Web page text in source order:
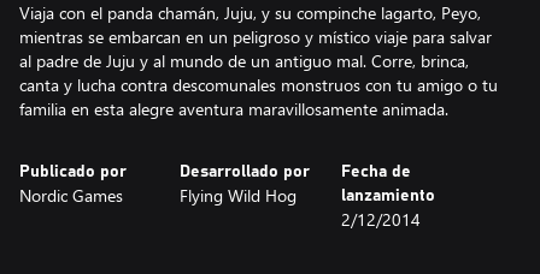
Viaja con el panda chamán, Juju, y su compinche lagarto, Peyo,
mientras se embarcan en un peligroso y místico viaje para salvar
al padre de Juju y al mundo de un antiguo mal. Corre, brinca,
canta y lucha contra descomunales monstruos con tu amigo o tu
familia en esta alegre aventura maravillosamente animada.
Publicado por
Nordic Games
Desarrollado por
Flying Wild Hog
Fecha de
lanzamiento
2/12/2014